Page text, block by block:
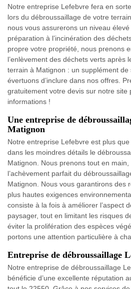
Notre entreprise Lefebvre fera en
lors du débroussaillage de votre
nous vous assurerons un niveau
préparation à l’incinération des
propre votre propriété, nous prenons
l’enlèvement des déchets verts après
terrain à Matignon : un supplément
évertuons d’inclure dans nos offres.
gratuitement votre devis sur notre site
informations !
Une entreprise de
Matignon
Notre entreprise Lefebvre est plus
dans les moindres détails le
Matignon. Nous prenons tout en
l’achèvement parfait du
Matignon. Nous vous garantirons des
plus hautes exigences
consiste à la fois à améliorer l’aspect
paysager, tout en limitant les risques
éviter la prolifération des espèces
portons une attention particulière à
Entreprise de débroussaillage
Notre entreprise de débroussaillage
bénéficie d’une excellente réputation